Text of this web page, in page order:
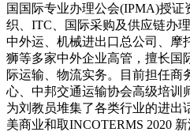
国国际专业办理公会(IPMA)授证
织、ITC、国际采购及供应链办
中外运、机械进出口总公司、摩
狮等多家中外企业高管，擅长国
际运输、物流实务。目前担任商
心、中邦交通运输协会高级培训
为刘教员堆集了各类行业的进出
美商业和取INCOTERMS 2020